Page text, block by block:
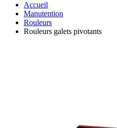
Accueil
Manutention
Rouleurs
Rouleurs galets pivotants